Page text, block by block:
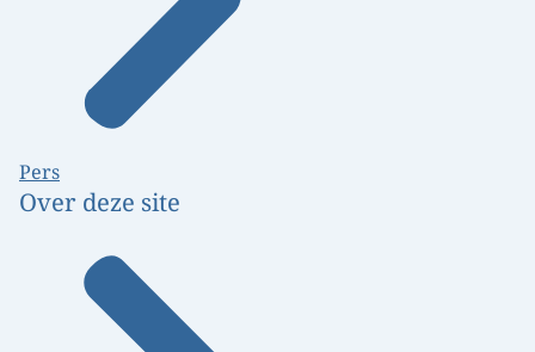
Pers
Over deze site